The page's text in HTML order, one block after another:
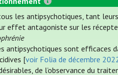
les antipsychotiques, tant
effet antagoniste sur les
antipsychotiques sont efficaces
[voir Folia de décembre
de l’observance du